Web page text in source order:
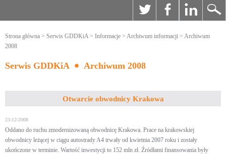
Strona główna > Serwis GDDKiA> Informacje > Archiwum informacji > Archiwum
2008
Serwis GDDKiA Archiwum 2008
Otwarcie obwodnicy Krakowa
23-12-2008
Oddano do ruchu zmodernizowaną obwodnicę Krakowa. Prace na krakowskiej
obwodnicy leżącej w ciągu autostrady A4 trwały od kwietnia 2007 roku i zostały
ukończone w terminie. Wartość inwestycji to 152 mln zł. Źródłami finansowania były